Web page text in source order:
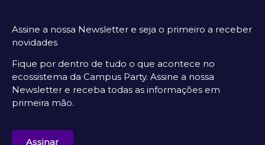
Assine a nossa Newsletter e seja o primeiro a receber
novidades
Fique por dentro de tudo o que acontece no
ecossistema da Campus Party. Assine a nossa
Newsletter e receba todas as informações em
primeira mão.
Assinar